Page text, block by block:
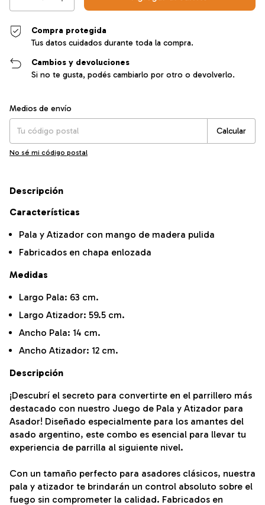
Compra protegida
Tus datos cuidados durante toda la compra.
Cambios y devoluciones
Si no te gusta, podés cambiarlo por otro o devolverlo.
Entregas para el CP:
Medios de envío
Calcular
No sé mi código postal
Descripción
Características
Pala y Atizador con mango de madera pulida
Fabricados en chapa enlozada
Medidas
Largo Pala: 63 cm.
Largo Atizador: 59.5 cm.
Ancho Pala: 14 cm.
Ancho Atizador: 12 cm.
Descripción
¡Descubrí el secreto para convertirte en el parrillero más
destacado con nuestro Juego de Pala y Atizador para
Asador! Diseñado especialmente para los amantes del
asado argentino, este combo es esencial para llevar tu
experiencia de parrilla al siguiente nivel.
Con un tamaño perfecto para asadores clásicos, nuestra
pala y atizador te brindarán un control absoluto sobre el
fuego sin comprometer la calidad. Fabricados en